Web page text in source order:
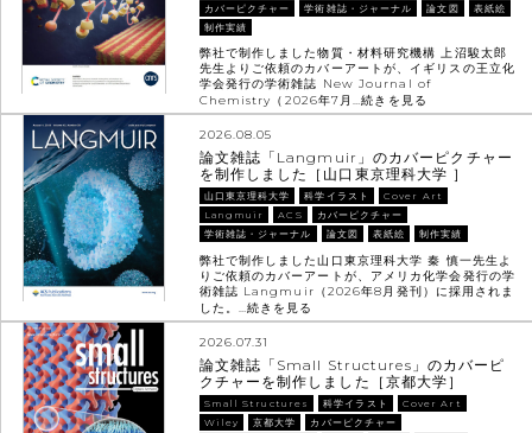
カバーピクチャー
学術雑誌・ジャーナル 論文図
表紙絵
制作実績
弊社で制作しました物質・材料研究機構 上沼駿太郎
先生よりご依頼のカバーアートが、イギリスの王立化
学会発行の学術雑誌 New Journal of
Chemistry（2026年7月…続きを見る
2026.08.05
論文雑誌「Langmuir」のカバーピクチャー
を制作しました［山口東京理科大学 ］
山口東京理科大学 科学イラスト
Cover Art
Langmuir
ACS
カバーピクチャー
学術雑誌・ジャーナル
論文図 表紙絵 制作実績
弊社で制作しました山口東京理科大学 秦 慎一先生よ
りご依頼のカバーアートが、アメリカ化学会発行の学
術雑誌 Langmuir（2026年8月発刊）に採用されま
した。… 続きを見る
2026.07.31
論文雑誌「Small Structures」のカバーピ
クチャーを制作しました［京都大学］
Small Structures 科学イラスト
Cover Art
Wiley
京都大学
カバーピクチャー